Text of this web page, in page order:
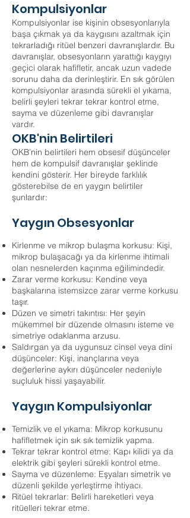
Kompulsiyonlar
Kompulsiyonlar ise kişinin obsesyonlarıyla
başa çıkmak ya da kaygısını azaltmak için
tekrarladığı ritüel benzeri davranışlardır. Bu
davranışlar, obsesyonların yarattığı kaygıyı
geçici olarak hafifletir, ancak uzun vadede
sorunu daha da derinleştirir. En sık görülen
kompulsiyonlar arasında sürekli el yıkama,
belirli şeyleri tekrar tekrar kontrol etme,
sayma ve düzenleme gibi davranışlar
vardır.
OKB'nin Belirtileri
OKB’nin belirtileri hem obsesif düşünceler
hem de kompulsif davranışlar şeklinde
kendini gösterir. Her bireyde farklılık
gösterebilse de en yaygın belirtiler
şunlardır:
Yaygın Obsesyonlar
Kirlenme ve mikrop bulaşma korkusu: Kişi,
mikrop bulaşacağı ya da kirlenme ihtimali
olan nesnelerden kaçınma eğilimindedir.
Zarar verme korkusu: Kendine veya
başkalarına istemsizce zarar verme korkusu
taşır.
Düzen ve simetri takıntısı: Her şeyin
mükemmel bir düzende olmasını isteme ve
simetriye odaklanma arzusu.
Saldırgan ya da uygunsuz cinsel veya dini
düşünceler: Kişi, inançlarına veya
değerlerine aykırı düşünceler nedeniyle
suçluluk hissi yaşayabilir.
Yaygın Kompulsiyonlar
Temizlik ve el yıkama: Mikrop korkusunu
hafifletmek için sık sık temizlik yapma.
Tekrar tekrar kontrol etme: Kapı kilidi ya da
elektrik gibi şeyleri sürekli kontrol etme.
Sayma ve düzenleme: Eşyaları simetrik ve
düzenli şekilde yerleştirme ihtiyacı.
Ritüel tekrarlar: Belirli hareketleri veya
ritüelleri tekrar etme.